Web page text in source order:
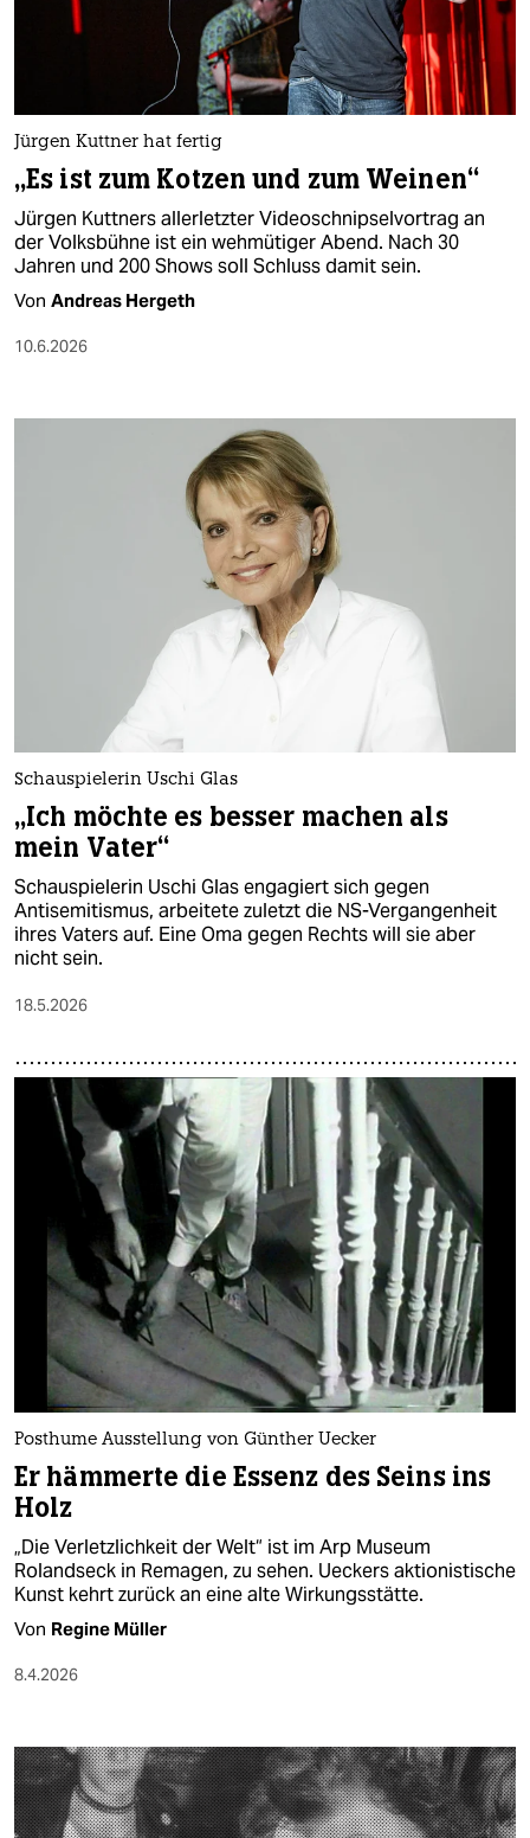
wahrheit
verlag
verlag
veranstaltungen
shop
fragen & hilfe
Jürgen Kuttner hat fertig
„Es ist zum Kotzen und zum Weinen“
Jürgen Kuttners allerletzter Videoschnipselvortrag an
der Volksbühne ist ein wehmütiger Abend. Nach 30
Jahren und 200 Shows soll Schluss damit sein.
Von Andreas Hergeth
10.6.2026
Schauspielerin Uschi Glas
„Ich möchte es besser machen als
mein Vater“
Schauspielerin Uschi Glas engagiert sich gegen
Antisemitismus, arbeitete zuletzt die NS-Vergangenheit
ihres Vaters auf. Eine Oma gegen Rechts will sie aber
nicht sein.
18.5.2026
Posthume Ausstellung von Günther Uecker
Er hämmerte die Essenz des Seins ins
Holz
„Die Verletzlichkeit der Welt“ ist im Arp Museum
Rolandseck in Remagen, zu sehen. Ueckers aktionistische
Kunst kehrt zurück an eine alte Wirkungsstätte.
Von Regine Müller
8.4.2026